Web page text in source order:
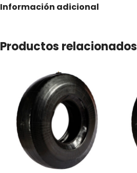
Información adicional
Productos relacionados